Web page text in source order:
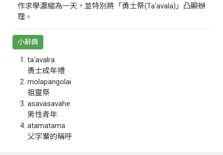
作求學濃縮為一天，並特別將「勇士祭(Ta‘avala)」凸顯辦
理。
小辭典
ta‘avalra
勇士成年禮
molapangolai
祖靈祭
asavasavahe
男性青年
atamatama
父字輩的稱呼